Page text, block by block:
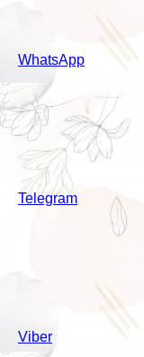
WhatsApp
Telegram
Viber